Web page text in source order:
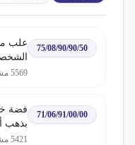
75/08/90/90/50
علب
5569
71/06/91/00/00
فضة
بذهب
5421